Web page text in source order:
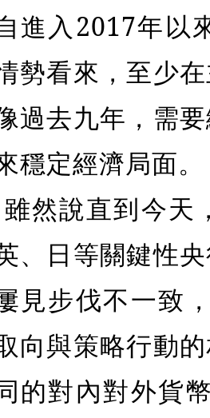
進入2017年以
勢看來，至少
過去九年，需
穩定經濟局面。
雖然說直到今天
、日等關鍵性
見步伐不一致
向與策略行動
的對內對外貨